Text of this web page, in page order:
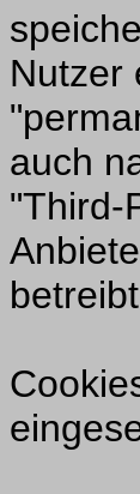
Nutzer
auch
"Third-